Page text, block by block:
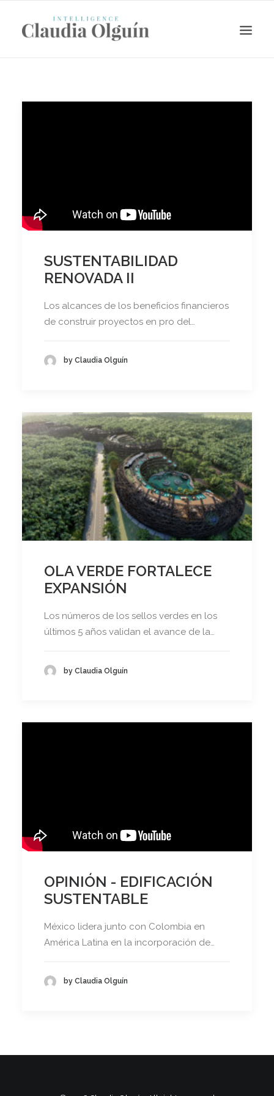
Search
SUSTENTABILIDAD
RENOVADA II
Los alcances de los beneficios financieros
de construir proyectos en pro del…
by Claudia Olguín
OLA VERDE FORTALECE
EXPANSIÓN
Los números de los sellos verdes en los
últimos 5 años validan el avance de la…
by Claudia Olguín
OPINIÓN - EDIFICACIÓN
SUSTENTABLE
México lidera junto con Colombia en
América Latina en la incorporación de…
by Claudia Olguín